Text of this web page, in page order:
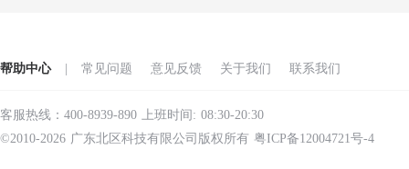
帮助中心 常见问题 意见反馈 关于我们 联系我们
客服热线：400-8939-890 上班时间: 08:30-20:30
©2010-2026 广东北区科技有限公司版权所有 粤ICP备12004721号-4